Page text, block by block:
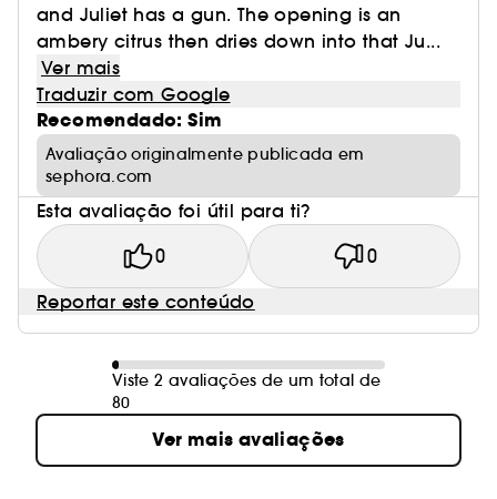
and Juliet has a gun. The opening is an
ambery citrus then dries down into that Ju...
Ver mais
Traduzir com Google
Recomendado: Sim
Avaliação originalmente publicada em
sephora.com
Esta avaliação foi útil para ti?
0 0
Reportar este conteúdo
Viste 2 avaliações de um total de
80
Ver mais avaliações